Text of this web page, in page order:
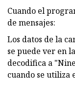
Cuando el
de mensajes:
Los datos de la
se puede ver en
decodifica a
cuando se utiliza